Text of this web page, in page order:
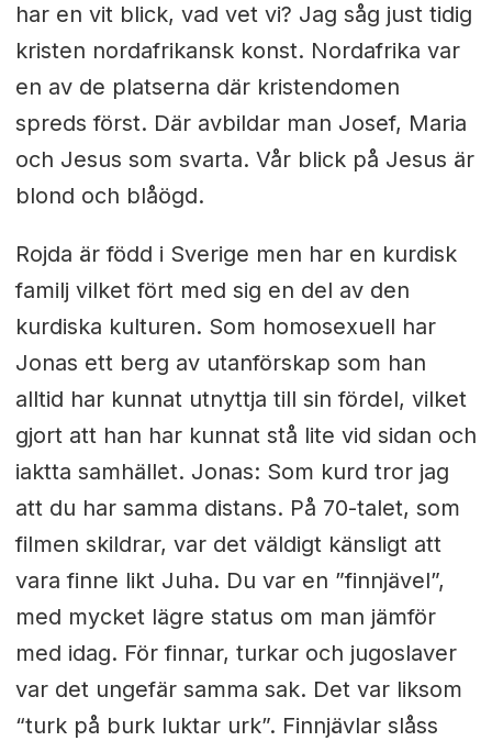
har en vit blick, vad vet vi? Jag såg just tidig
kristen nordafrikansk konst. Nordafrika var
en av de platserna där kristendomen
spreds först. Där avbildar man Josef, Maria
och Jesus som svarta. Vår blick på Jesus är
blond och blåögd.
Rojda är född i Sverige men har en kurdisk
familj vilket fört med sig en del av den
kurdiska kulturen. Som homosexuell har
Jonas ett berg av utanförskap som han
alltid har kunnat utnyttja till sin fördel, vilket
gjort att han har kunnat stå lite vid sidan och
iaktta samhället. Jonas: Som kurd tror jag
att du har samma distans. På 70-talet, som
filmen skildrar, var det väldigt känsligt att
vara finne likt Juha. Du var en ”finnjävel”,
med mycket lägre status om man jämför
med idag. För finnar, turkar och jugoslaver
var det ungefär samma sak. Det var liksom
“turk på burk luktar urk”. Finnjävlar slåss